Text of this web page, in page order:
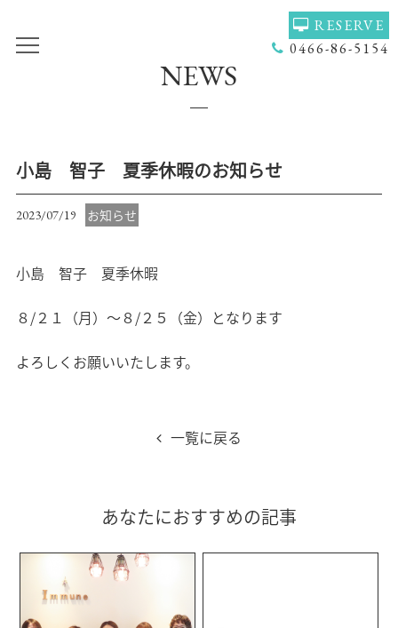
0466-86-5154
RESERVE
VOICE
STAFF NAIL
BLOG
CONCEPT HEADSPA
PRODUCT
NEWS
小島 智子 夏季休暇のお知らせ
2023/07/19 お知らせ
小島 智子 夏季休暇
８/２１（月）～８/２５（金）となります
よろしくお願いいたします。
一覧に戻る
あなたにおすすめの記事